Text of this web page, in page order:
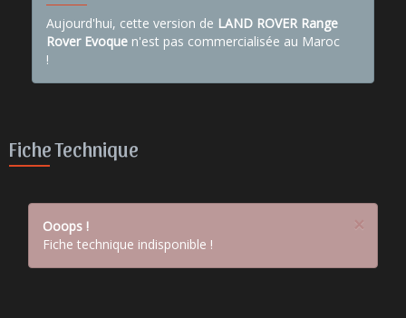
Aujourd'hui, cette version de LAND ROVER Range
Rover Evoque n'est pas commercialisée au Maroc
!
Fiche Technique
×
Ooops !
Fiche technique indisponible !